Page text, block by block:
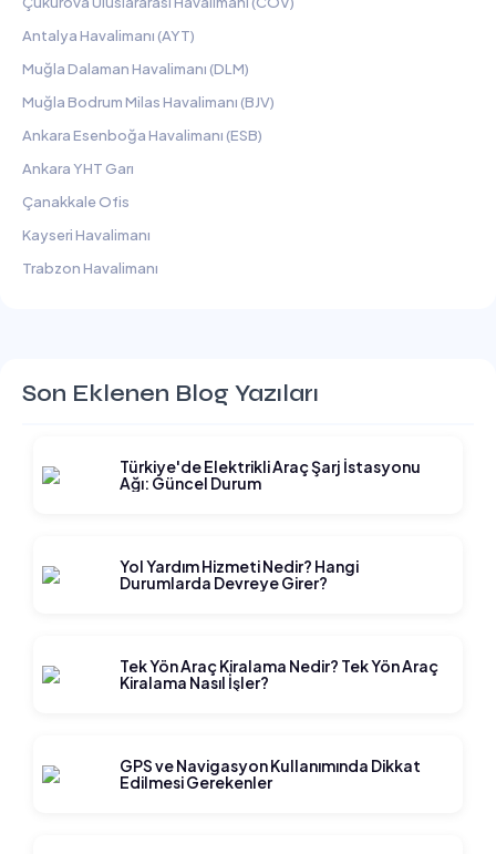
Antalya Havalimanı (AYT)
Muğla Dalaman Havalimanı (DLM)
Muğla Bodrum Milas Havalimanı (BJV)
Ankara Esenboğa Havalimanı (ESB)
Ankara YHT Garı
Çanakkale Ofis
Kayseri Havalimanı
Trabzon Havalimanı
Son Eklenen Blog Yazıları
Türkiye'de Elektrikli Araç Şarj İstasyonu
Ağı: Güncel Durum
Yol Yardım Hizmeti Nedir? Hangi
Durumlarda Devreye Girer?
Tek Yön Araç Kiralama Nedir? Tek Yön Araç
Kiralama Nasıl İşler?
GPS ve Navigasyon Kullanımında Dikkat
Edilmesi Gerekenler